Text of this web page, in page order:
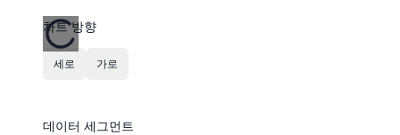
차트 방향
세로 가로
데이터 세그먼트